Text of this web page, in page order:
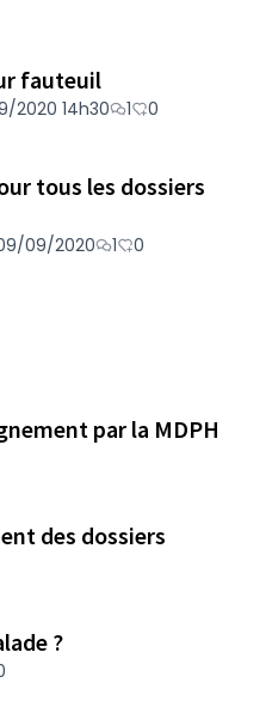
fauteuil
2020 14h30 1 0
tous les dossiers
09/2020 1 0
par la MDPH
des dossiers
?